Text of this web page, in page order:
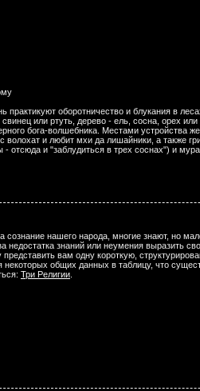
оборотничество и блукания в
или ртуть, дерево - ель, сосна, орех или
бога-волшебника. Местами устройства
и любит мхи да лишайники, а также
отсюда и "заблудиться в трех соснах") и
сознание нашего народа, многие знают, но
недостатка знаний или неумения выразить
вам одну короткую,
некоторых общих данных в таблицу, что
Три Религии